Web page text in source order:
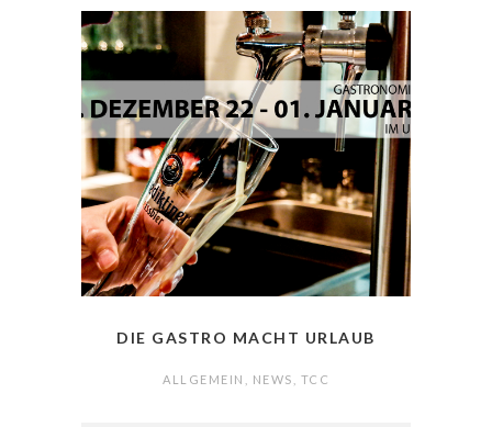
DIE GASTRO MACHT URLAUB
ALLGEMEIN NEWS TCC